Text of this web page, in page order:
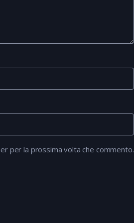
per la prossima volta che commento.